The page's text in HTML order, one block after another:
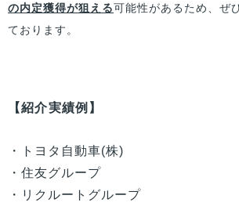
の内定獲得が狙える可能性があるため、ぜ
ております。
【紹介実績例】
・トヨタ自動車(株)
・住友グループ
・リクルートグループ